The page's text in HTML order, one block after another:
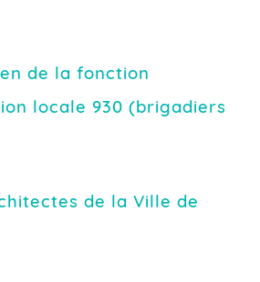
de la fonction
locale 930 (brigadiers
de la Ville de